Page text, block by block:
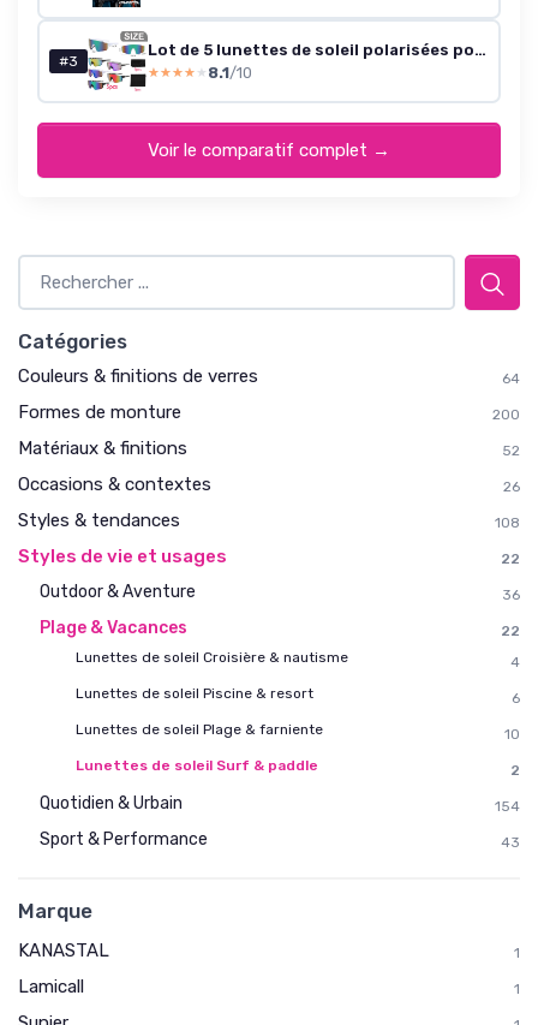
#3
Lot de 5 lunettes de soleil polarisées pour vélo, sport, protection UV400, coupe-vent, pour activités de plein air, cyclisme, course à pied
★★★★★
★★★★★ 8.1/10
Voir le comparatif complet →
Catégories
Couleurs & finitions de verres 64
Formes de monture 200
Matériaux & finitions 52
Occasions & contextes 26
Styles & tendances 108
Styles de vie et usages 22
Outdoor & Aventure 36
Plage & Vacances
22
Lunettes de soleil Croisière & nautisme
4
Lunettes de soleil Piscine & resort
6
Lunettes de soleil Plage & farniente
10
Lunettes de soleil Surf & paddle
2
Quotidien & Urbain 154
Sport & Performance 43
Marque
KANASTAL 1
Lamicall 1